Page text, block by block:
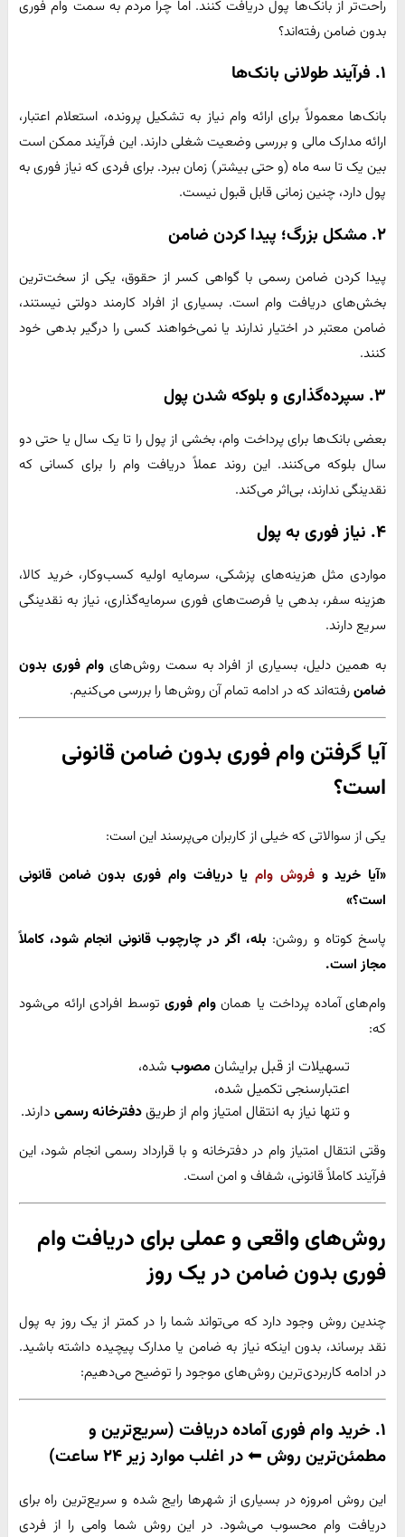
راحت‌تر از بانک‌ها پول دریافت کنند. اما چرا مردم به سمت وام فوری
بدون ضامن رفته‌اند؟
۱. فرآیند طولانی بانک‌ها
بانک‌ها معمولاً برای ارائه وام نیاز به تشکیل پرونده، استعلام اعتبار،
ارائه مدارک مالی و بررسی وضعیت شغلی دارند. این فرآیند ممکن است
بین یک تا سه ماه (و حتی بیشتر) زمان ببرد. برای فردی که نیاز فوری به
پول دارد، چنین زمانی قابل قبول نیست.
۲. مشکل بزرگ؛ پیدا کردن ضامن
پیدا کردن ضامن رسمی با گواهی کسر از حقوق، یکی از سخت‌ترین
بخش‌های دریافت وام است. بسیاری از افراد کارمند دولتی نیستند،
ضامن معتبر در اختیار ندارند یا نمی‌خواهند کسی را درگیر بدهی خود
کنند.
۳. سپرده‌گذاری و بلوکه شدن پول
بعضی بانک‌ها برای پرداخت وام، بخشی از پول را تا یک سال یا حتی دو
سال بلوکه می‌کنند. این روند عملاً دریافت وام را برای کسانی که
نقدینگی ندارند، بی‌اثر می‌کند.
۴. نیاز فوری به پول
مواردی مثل هزینه‌های پزشکی، سرمایه اولیه کسب‌وکار، خرید کالا،
هزینه سفر، بدهی یا فرصت‌های فوری سرمایه‌گذاری، نیاز به نقدینگی
سریع دارند.
به همین دلیل، بسیاری از افراد به سمت روش‌هایوام فوری بدون
ضامنرفته‌اند که در ادامه تمام آن روش‌ها را بررسی می‌کنیم.
آیا گرفتن وام فوری بدون ضامن قانونی
است؟
یکی از سوالاتی که خیلی از کاربران می‌پرسند این است:
«آیا خرید وفروش وامیا دریافت وام فوری بدون ضامن قانونی
است؟»
پاسخ کوتاه و روشن: بله، اگر در چارچوب قانونی انجام شود، کاملاً
مجاز است.
وام‌های آماده پرداخت یا همانوام فوری توسط افرادی ارائه می‌شود
که:
تسهیلات از قبل برایشان مصوب شده،
اعتبارسنجی تکمیل شده،
و تنها نیاز به انتقال امتیاز وام از طریقدفترخانه رسمی دارند.
وقتی انتقال امتیاز وام در دفترخانه و با قرارداد رسمی انجام شود، این
فرآیند کاملاً قانونی، شفاف و امن است.
روش‌های واقعی و عملی برای دریافت وام
فوری بدون ضامن در یک روز
چندین روش وجود دارد که می‌تواند شما را در کمتر از یک روز به پول
نقد برساند، بدون اینکه نیاز به ضامن یا مدارک پیچیده داشته باشید.
در ادامه کاربردی‌ترین روش‌های موجود را توضیح می‌دهیم:
۱. خرید وام فوری آماده دریافت (سریع‌ترین و
مطمئن‌ترین روش ⬅ در اغلب موارد زیر ۲۴ ساعت)
این روش امروزه در بسیاری از شهرها رایج شده و سریع‌ترین راه برای
دریافت وام محسوب می‌شود. در این روش شما وامی را از فردی